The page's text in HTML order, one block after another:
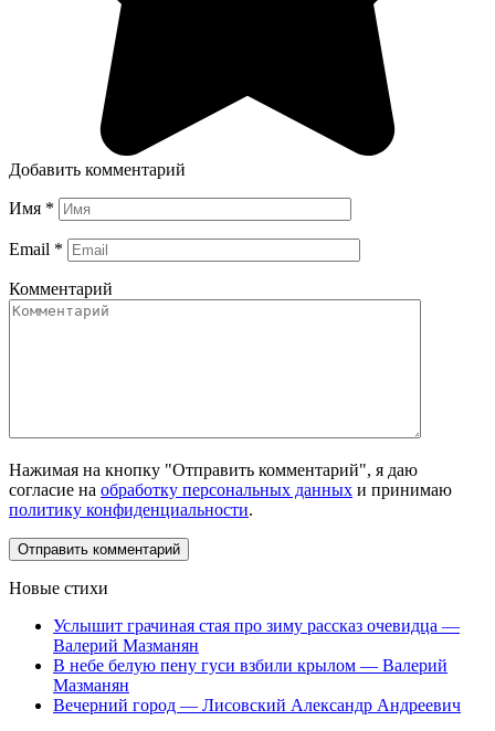
Добавить комментарий
Имя *
Email *
Комментарий
Нажимая на кнопку "Отправить комментарий", я даю
согласие на обработку персональных данных и принимаю
политику конфиденциальности.
Новые стихи
Услышит грачиная стая про зиму рассказ очевидца —
Валерий Мазманян
В небе белую пену гуси взбили крылом — Валерий
Мазманян
Вечерний город — Лисовский Александр Андреевич